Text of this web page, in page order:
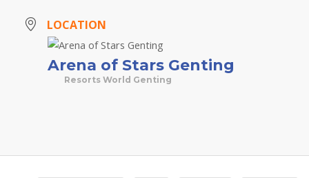
LOCATION
Arena of Stars Genting
Resorts World Genting